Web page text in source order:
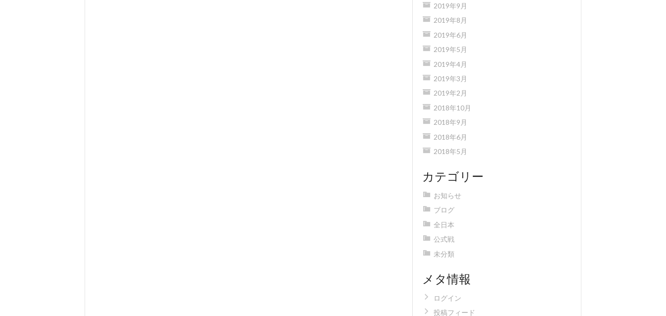
2019年9月
2019年8月
2019年6月
2019年5月
2019年4月
2019年3月
2019年2月
2018年10月
2018年9月
2018年6月
2018年5月
カテゴリー
お知らせ
ブログ
全日本
公式戦
未分類
メタ情報
ログイン
投稿フィード